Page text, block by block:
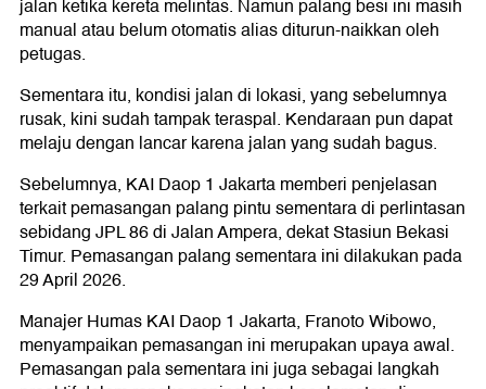
jalan ketika kereta melintas. Namun palang besi ini masih
manual atau belum otomatis alias diturun-naikkan oleh
petugas.
Sementara itu, kondisi jalan di lokasi, yang sebelumnya
rusak, kini sudah tampak teraspal. Kendaraan pun dapat
melaju dengan lancar karena jalan yang sudah bagus.
Sebelumnya, KAI Daop 1 Jakarta memberi penjelasan
terkait pemasangan palang pintu sementara di perlintasan
sebidang JPL 86 di Jalan Ampera, dekat Stasiun Bekasi
Timur. Pemasangan palang sementara ini dilakukan pada
29 April 2026.
Manajer Humas KAI Daop 1 Jakarta, Franoto Wibowo,
menyampaikan pemasangan ini merupakan upaya awal.
Pemasangan pala sementara ini juga sebagai langkah